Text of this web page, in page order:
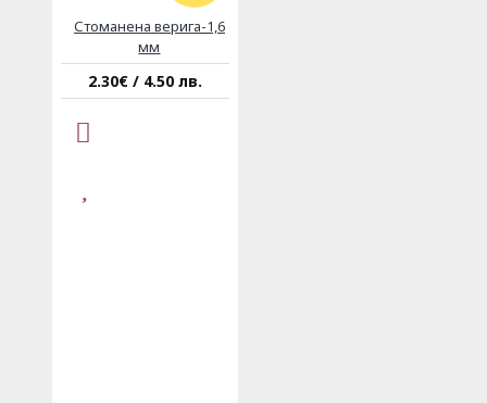
Стоманена верига-1,6
мм
2.30€ / 4.50 лв.